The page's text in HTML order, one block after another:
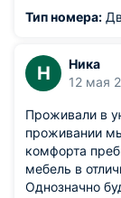
Тип номера:
Н
Ника
12 мая
Проживали в
проживании
комфорта
мебель в
Однозначно